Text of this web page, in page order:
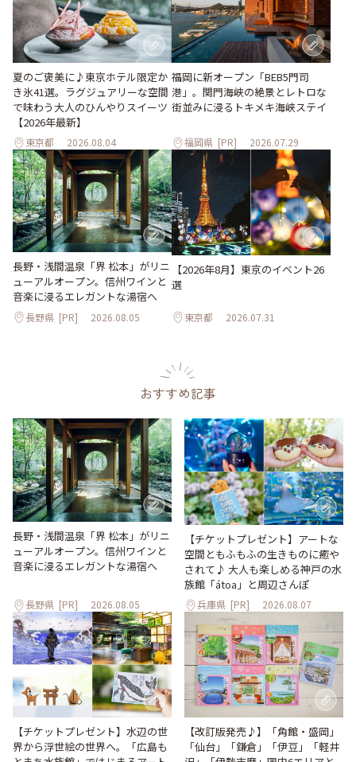
夏のご褒美に♪東京ホテル限定か
き氷41選。ラグジュアリーな空間
で味わう大人のひんやりスイーツ
【2026年最新】
東京都 2026.08.04
福岡に新オープン「BEB5門司
港」。関門海峡の絶景とレトロな
街並みに浸るトキメキ海峡ステイ
福岡県 [PR] 2026.07.29
長野・浅間温泉「界 松本」がリニ
ューアルオープン。信州ワインと
音楽に浸るエレガントな湯宿へ
長野県 [PR] 2026.08.05
【2026年8月】東京のイベント26
選
東京都 2026.07.31
おすすめ記事
長野・浅間温泉「界 松本」がリニ
ューアルオープン。信州ワインと
音楽に浸るエレガントな湯宿へ
長野県 [PR] 2026.08.05
【チケットプレゼント】アートな
空間ともふもふの生きものに癒や
されて♪ 大人も楽しめる神戸の水
族館「átoa」と周辺さんぽ
兵庫県 [PR] 2026.08.07
【チケットプレゼント】水辺の世
界から浮世絵の世界へ。「広島も
【改訂版発売♪】「角館・盛岡」
「仙台」「鎌倉」「伊豆」「軽井